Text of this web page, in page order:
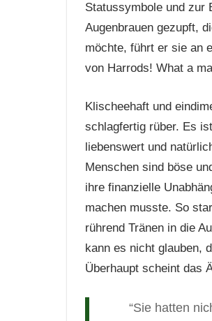
Statussymbole und zur
Augenbrauen gezupft,
möchte, führt er sie an
von Harrods! What a
Klischeehaft und
schlagfertig rüber. Es
liebenswert und
Menschen sind böse
ihre finanzielle
machen musste. So
rührend Tränen in die
kann es nicht glauben,
Überhaupt scheint das
“Sie hatten